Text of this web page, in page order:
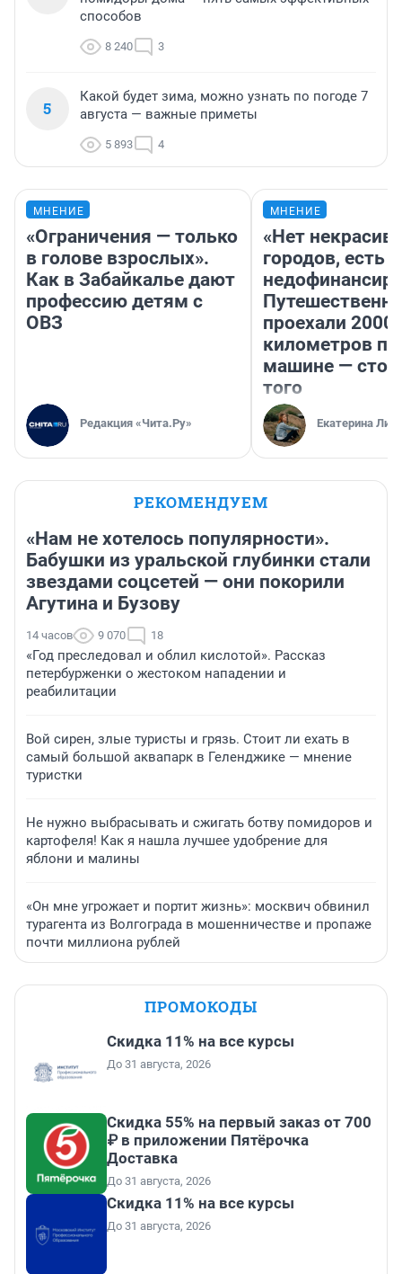
способов
8 240 3
5
Какой будет зима, можно узнать по погоде 7
августа — важные приметы
5 893 4
МНЕНИЕ
«Ограничения — только
в голове взрослых».
Как в Забайкалье дают
профессию детям с
ОВЗ
Редакция «Чита.Ру»
МНЕНИЕ
«Нет
городов, есть
проехали 2000
километров по
машине —
того
Екатерина
РЕКОМЕНДУЕМ
«Нам не хотелось популярности».
Бабушки из уральской глубинки стали
звездами соцсетей — они покорили
Агутина и Бузову
14 часов 9 070 18
«Год преследовал и облил кислотой». Рассказ
петербурженки о жестоком нападении и
реабилитации
Вой сирен, злые туристы и грязь. Стоит ли ехать в
самый большой аквапарк в Геленджике — мнение
туристки
Не нужно выбрасывать и сжигать ботву помидоров и
картофеля! Как я нашла лучшее удобрение для
яблони и малины
«Он мне угрожает и портит жизнь»: москвич обвинил
турагента из Волгограда в мошенничестве и пропаже
почти миллиона рублей
ПРОМОКОДЫ
Скидка 11% на все курсы
До 31 августа, 2026
Скидка 55% на первый заказ от 700
₽ в приложении Пятёрочка
Доставка
До 31 августа, 2026
Скидка 11% на все курсы
До 31 августа, 2026